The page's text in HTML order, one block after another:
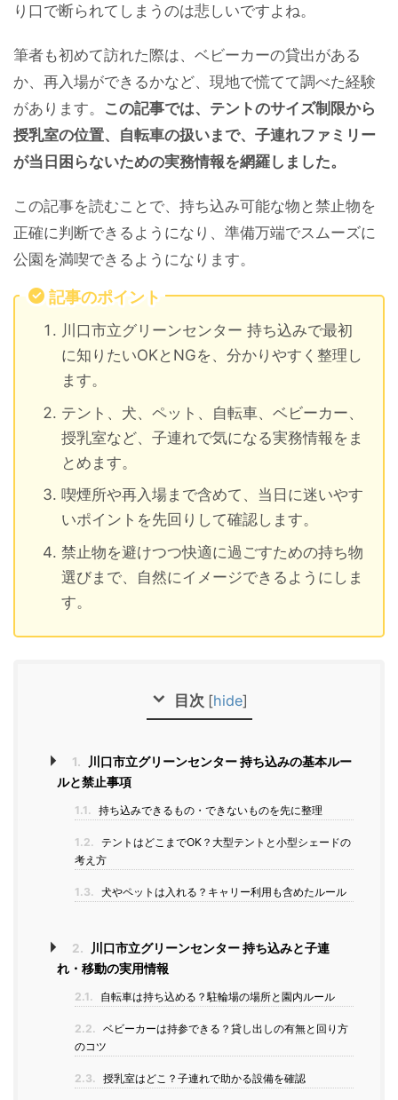
り口で断られてしまうのは悲しいですよね。
筆者も初めて訪れた際は、ベビーカーの貸出がある
か、再入場ができるかなど、現地で慌てて調べた経験
があります。 この記事では、テントのサイズ制限から
授乳室の位置、自転車の扱いまで、子連れファミリー
が当日困らないための実務情報を網羅しました。
この記事を読むことで、持ち込み可能な物と禁止物を
正確に判断できるようになり、準備万端でスムーズに
公園を満喫できるようになります。
記事のポイント
川口市立グリーンセンター 持ち込みで最初
に知りたいOKとNGを、分かりやすく整理し
ます。
テント、犬、ペット、自転車、ベビーカー、
授乳室など、子連れで気になる実務情報をま
とめます。
喫煙所や再入場まで含めて、当日に迷いやす
いポイントを先回りして確認します。
禁止物を避けつつ快適に過ごすための持ち物
選びまで、自然にイメージできるようにしま
す。
目次 [hide]
1.
川口市立グリーンセンター 持ち込みの基本ルー
ルと禁止事項
1.1. 持ち込みできるもの・できないものを先に整理
1.2. テントはどこまでOK？大型テントと小型シェードの
考え方
1.3. 犬やペットは入れる？キャリー利用も含めたルール
2.
川口市立グリーンセンター 持ち込みと子連
れ・移動の実用情報
2.1. 自転車は持ち込める？駐輪場の場所と園内ルール
2.2. ベビーカーは持参できる？貸し出しの有無と回り方
のコツ
2.3. 授乳室はどこ？子連れで助かる設備を確認